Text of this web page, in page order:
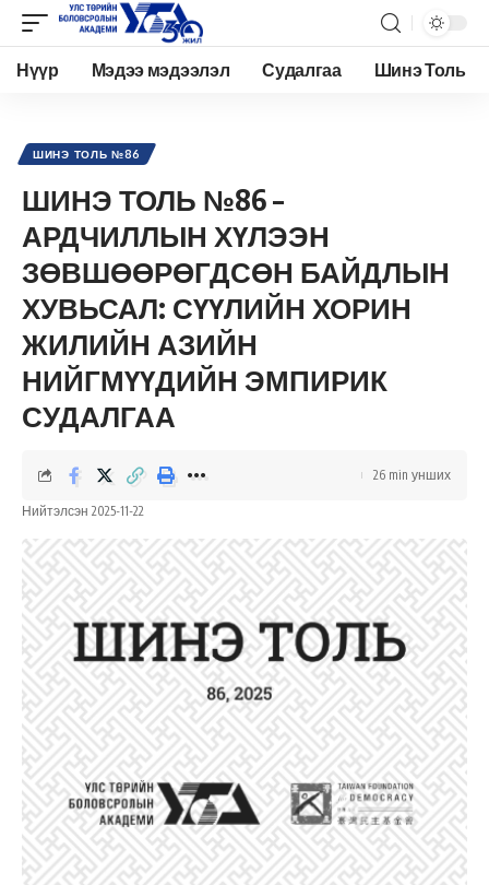
Нүүр Мэдээ мэдээлэл Судалгаа Шинэ Толь
ШИНЭ ТОЛЬ №86
ШИНЭ ТОЛЬ №86 –
АРДЧИЛЛЫН ХҮЛЭЭН
ЗӨВШӨӨРӨГДСӨН БАЙДЛЫН
ХУВЬСАЛ: СҮҮЛИЙН ХОРИН
ЖИЛИЙН АЗИЙН
НИЙГМҮҮДИЙН ЭМПИРИК
СУДАЛГАА
Нийтэлсэн 2025-11-22
26 min унших